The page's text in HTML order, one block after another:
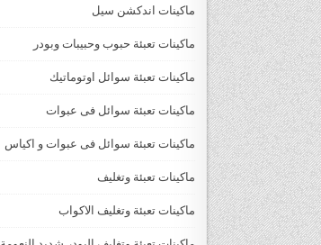
ماكينات اندكشن سيل
ماكينات تعبئة حبوب وحبيبات وبودر
ماكينات تعبئة سوائل اوتوماتيك
ماكينات تعبئة سوائل فى عبوات
ماكينات تعبئة سوائل فى عبوات و اكياس
ماكينات تعبئة وتغليف
ماكينات تعبئة وتغليف الاكواب